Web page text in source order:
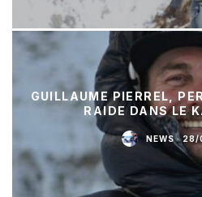
GUILLAUME PIERREL,
RAIDE DANS LE
NEWS · 28/